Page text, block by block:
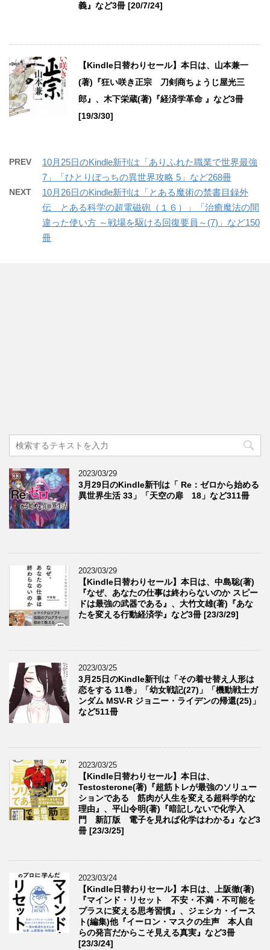
義』など3冊 [20/7/24]
【Kindle日替わりセール】本日は、山本兼一
(著)『狂い咲き正宗 刀剣商ちょうじ屋光三
郎』、木下栄蔵(著)『経済学革命 』など3冊
[19/3/30]
PREV
10月25日のKindle新刊は「ありふれた職業で世界最強
7」「ひとりぼっちの異世界攻略 5」など268冊
NEXT
10月26日のKindle新刊は「とある魔術の禁書目録外
伝 とある科学の超電磁砲（１６）」「治癒魔法の間
違った使い方 ～戦場を駆ける回復要員～(7)」など150
冊
2023/03/29
3月29日のKindle新刊は「 Re：ゼロから始める
異世界生活 33」「天空の扉 18」など311冊
2023/03/29
【Kindle日替わりセール】本日は、中島聡(著)
『なぜ、あなたの仕事は終わらないのか スピー
ドは最強の武器である』、大竹文雄(著)『あな
たを変える行動経済学』など3冊 [23/3/29]
2023/03/25
3月25日のKindle新刊は「その着せ替え人形は
恋をする 11巻」「幼女戦記(27)」「機動戦士ガ
ンダム MSV-R ジョニー・ライデンの帰還(25)」
など511冊
2023/03/25
【Kindle日替わりセール】本日は、
Testosterone(著)『超筋トレが最強のソリュー
ションである 筋肉が人生を変える超科学的な
理由』、平山令明(著)『暗記しないで化学入
門 新訂版 電子を見れば化学はわかる』など3
冊 [23/3/25]
2023/03/24
【Kindle日替わりセール】本日は、上阪徹(著)
『マインド・リセット 不安・不満・不可能を
プラスに変える思考習慣』、ジェシカ・イース
ト(編集)他『イーロン・マスクの生声 本人自
らの発言だからこそ見える真実』など3冊
[23/3/24]